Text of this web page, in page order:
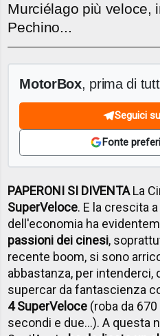
Murciélago più veloce,
Pechino...
MotorBox, prima di
Seguici
Fonte
PAPERONI SI DIVENTALa
SuperVeloce. E la crescita
dell'economia ha
passioni dei cinesi,
recente boom, si sono
abbastanza, per intenderci,
supercar da fantascienza
4 SuperVeloce (roba da
secondi e due…). A questa